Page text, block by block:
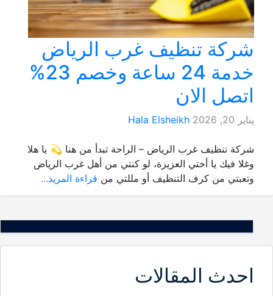
شركة تنظيف غرب الرياض
خدمة 24 ساعة وخصم 23%
اتصل الان
يناير 20, 2026 Hala Elsheikh
شركة تنظيف غرب الرياض – الراحة تبدأ من هنا 💫 يا هلا
وغلا فيك يا أختي العزيزة، لو كنتي من أهل غرب الرياض
وتعبتي من كرف التنظيف أو مللتي من قراءة المزيد...
احدث المقالات